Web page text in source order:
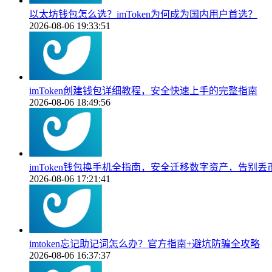
以太坊钱包怎么选？imToken为何成为国内用户首选？
2026-08-06 19:33:51
imToken创建钱包详细教程，安全快速上手的完整指南
2026-08-06 18:49:56
imToken钱包换手机全指南，安全迁移数字资产，告别丢
2026-08-06 17:21:41
imtoken忘记助记词怎么办？官方指南+避坑防骗全攻略
2026-08-06 16:37:37